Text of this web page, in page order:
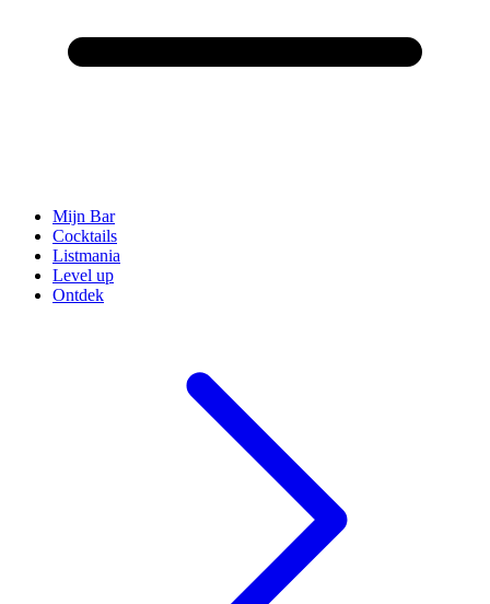
Mijn Bar
Cocktails
Listmania
Level up
Ontdek